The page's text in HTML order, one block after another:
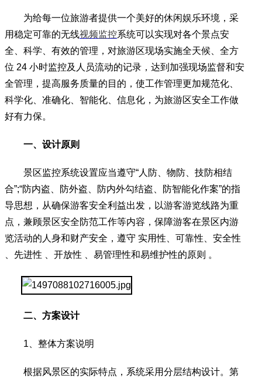
为给每一位旅游者提供一个美好的休闲娱乐环境，采
用稳定可靠的无线视频监控系统可以实现对各个景点安
全、科学、有效的管理，对旅游区现场实施全天候、全方
位 24 小时监控及人员流动的记录，达到加强现场监督和安
全管理，提高服务质量的目的，使工作管理更加规范化、
科学化、准确化、智能化、信息化，为旅游区安全工作做
好有力保。
一、设计原则
景区监控系统设置应当遵守“人防、物防、技防相结
合”;“防内盗、防外盗、防内外勾结盗、防智能化作案”的指
导思想，从确保游客安全利益出发，以游客游览线路为重
点，兼顾景区安全防范工作等内容，保障游客在景区内游
览活动的人身和财产安全，遵守 实用性、可靠性、安全性
、先进性 、开放性 、易管理性和易维护性的原则 。
二、方案设计
1、整体方案说明
根据风景区的实际特点，系统采用分层结构设计。第